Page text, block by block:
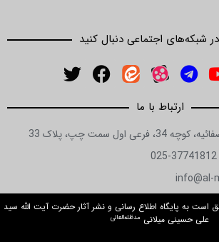
دنبال کنید
با ما
اطلاع رسانی و نشر آثار حضرت آیت الله سید
مدظله‌العالی